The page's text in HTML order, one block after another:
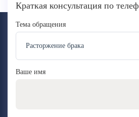
Краткая консультация по
Тема обращения
Ваше имя